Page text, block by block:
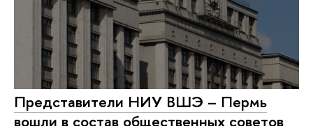
Представители НИУ ВШЭ – Пермь
вошли в состав общественных советов